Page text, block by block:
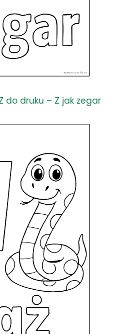
do druku – Z jak zegar